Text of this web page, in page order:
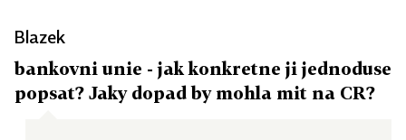
Blazek
bankovni unie - jak konkretne ji jednoduse
popsat? Jaky dopad by mohla mit na CR?